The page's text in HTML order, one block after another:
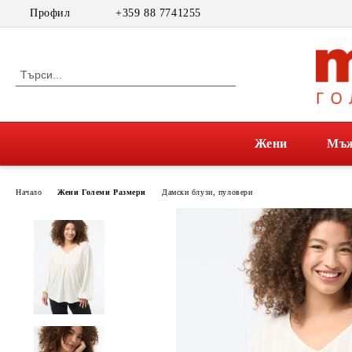
Профил +359 88 7741255
Жени
Начало Жени Големи Размери Дамски блузи, пуловери